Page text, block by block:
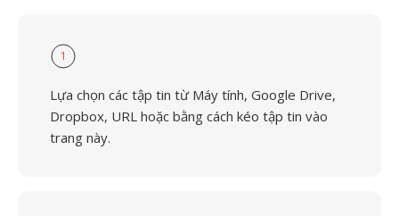
1
Lựa chọn các tập tin từ Máy tính, Google Drive,
Dropbox, URL hoặc bằng cách kéo tập tin vào
trang này.